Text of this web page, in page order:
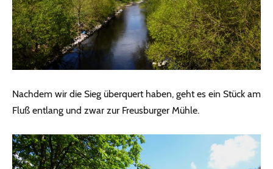
Nachdem wir die Sieg überquert haben, geht es ein Stück am
Fluß entlang und zwar zur Freusburger Mühle.